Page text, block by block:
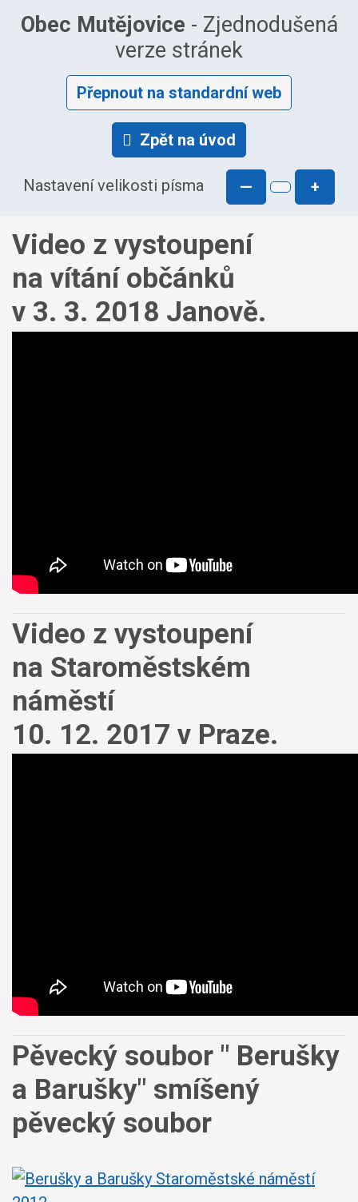
Obec Mutějovice - Zjednodušená
verze stránek
Přepnout na standardní web
Zpět na úvod
Nastavení velikosti písma — +
Video z vystoupení
na vítání občánků
v 3. 3. 2018 Janově.
Video z vystoupení
na Staroměstském
náměstí
10. 12. 2017 v Praze.
Pěvecký soubor " Berušky
a Barušky" smíšený
pěvecký soubor